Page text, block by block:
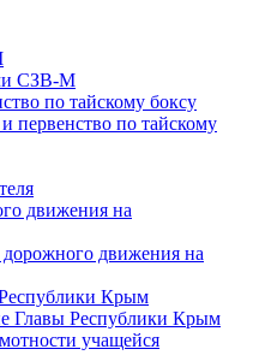
СЗВ-М
первенство по тайскому
дорожного движения на
Главы Республики Крым